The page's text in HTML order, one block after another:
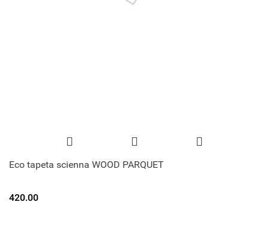
Eco tapeta scienna WOOD PARQUET
420.00